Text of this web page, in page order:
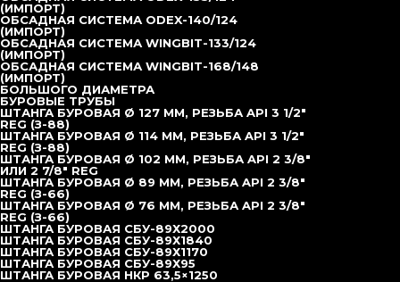
(ИМПОРТ)
ОБСАДНАЯ СИСТЕМА ODEX-140/124
(ИМПОРТ)
ОБСАДНАЯ СИСТЕМА WINGBIT-133/124
(ИМПОРТ)
ОБСАДНАЯ СИСТЕМА WINGBIT-168/148
(ИМПОРТ)
БОЛЬШОГО ДИАМЕТРА
БУРОВЫЕ ТРУБЫ
ШТАНГА БУРОВАЯ Ø 127 ММ, РЕЗЬБА API 3 1/2″
REG (З-88)
ШТАНГА БУРОВАЯ Ø 114 ММ, РЕЗЬБА API 3 1/2″
REG (З-88)
ШТАНГА БУРОВАЯ Ø 102 ММ, РЕЗЬБА API 2 3/8″
ИЛИ 2 7/8″ REG
ШТАНГА БУРОВАЯ Ø 89 ММ, РЕЗЬБА API 2 3/8″
REG (З-66)
ШТАНГА БУРОВАЯ Ø 76 ММ, РЕЗЬБА API 2 3/8″
REG (З-66)
ШТАНГА БУРОВАЯ СБУ-89Х2000
ШТАНГА БУРОВАЯ СБУ-89Х1840
ШТАНГА БУРОВАЯ СБУ-89Х1170
ШТАНГА БУРОВАЯ СБУ-89Х95
ШТАНГА БУРОВАЯ НКР 63,5×1250